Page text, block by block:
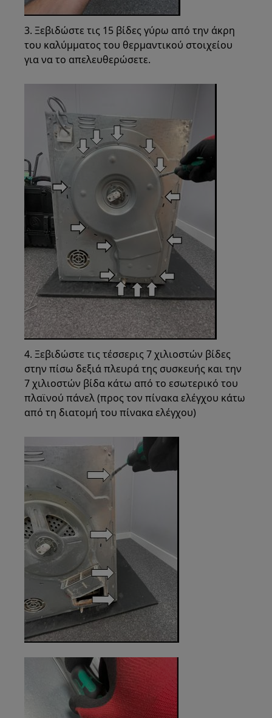
3. Ξεβιδώστε τις 15 βίδες γύρω από την άκρη
του καλύμματος του θερμαντικού στοιχείου
για να το απελευθερώσετε.
4. Ξεβιδώστε τις τέσσερις 7 χιλιοστών βίδες
στην πίσω δεξιά πλευρά της συσκευής και την
7 χιλιοστών βίδα κάτω από το εσωτερικό του
πλαϊνού πάνελ (προς τον πίνακα ελέγχου κάτω
από τη διατομή του πίνακα ελέγχου)